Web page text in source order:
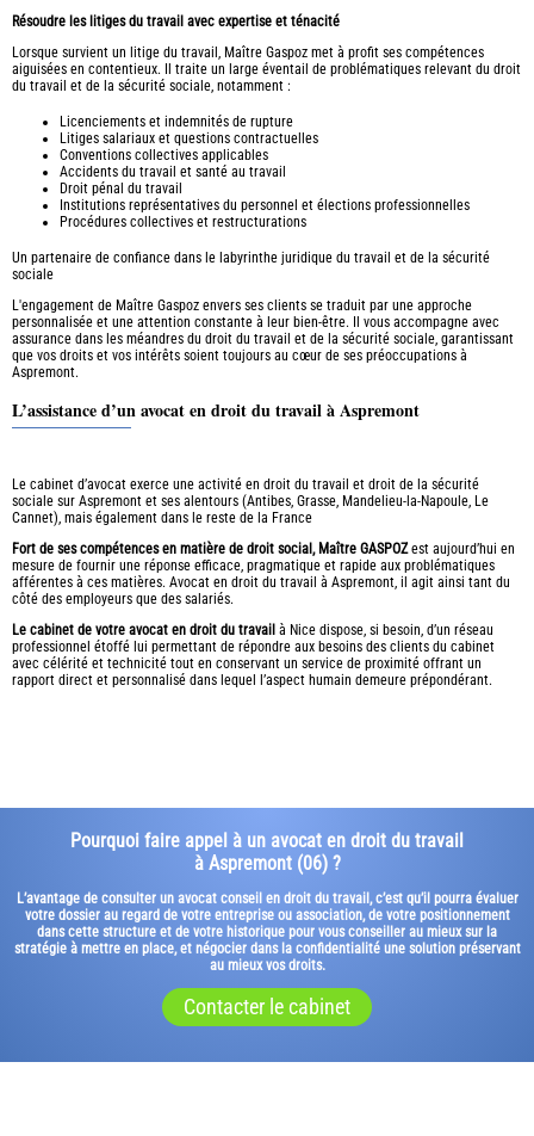
Résoudre les litiges du travail avec expertise et ténacité
Lorsque survient un litige du travail, Maître Gaspoz met à profit ses compétences
aiguisées en contentieux. Il traite un large éventail de problématiques relevant du droit
du travail et de la sécurité sociale, notamment :
Licenciements et indemnités de rupture
Litiges salariaux et questions contractuelles
Conventions collectives applicables
Accidents du travail et santé au travail
Droit pénal du travail
Institutions représentatives du personnel et élections professionnelles
Procédures collectives et restructurations
Un partenaire de confiance dans le labyrinthe juridique du travail et de la sécurité
sociale
L'engagement de Maître Gaspoz envers ses clients se traduit par une approche
personnalisée et une attention constante à leur bien-être. Il vous accompagne avec
assurance dans les méandres du droit du travail et de la sécurité sociale, garantissant
que vos droits et vos intérêts soient toujours au cœur de ses préoccupations à
Aspremont.
L’assistance d’un avocat en droit du travail à Aspremont
Le cabinet d’avocat exerce une activité en droit du travail et droit de la sécurité
sociale sur Aspremont et ses alentours (Antibes, Grasse, Mandelieu-la-Napoule, Le
Cannet), mais également dans le reste de la France
Fort de ses compétences en matière de droit social, Maître GASPOZest aujourd’hui en
mesure de fournir une réponse efficace, pragmatique et rapide aux problématiques
afférentes à ces matières. Avocat en droit du travail à Aspremont, il agit ainsi tant du
côté des employeurs que des salariés.
Le cabinet de votre avocat en droit du travail à Nice dispose, si besoin, d’un réseau
professionnel étoffé lui permettant de répondre aux besoins des clients du cabinet
avec célérité et technicité tout en conservant un service de proximité offrant un
rapport direct et personnalisé dans lequel l’aspect humain demeure prépondérant.
Pourquoi faire appel à un avocat en droit du travail
à Aspremont (06) ?
L’avantage de consulter un avocat conseil en droit du travail, c’est qu’il pourra évaluer
votre dossier au regard de votre entreprise ou association, de votre positionnement
dans cette structure et de votre historique pour vous conseiller au mieux sur la
stratégie à mettre en place, et négocier dans la confidentialité une solution préservant
au mieux vos droits.
Contacter le cabinet